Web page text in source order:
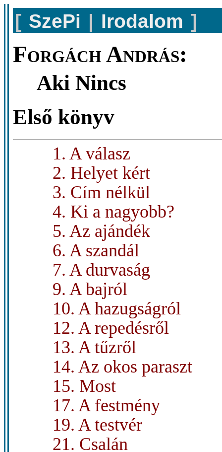
[ SzePi | Irodalom ]
Forgách András:
Aki Nincs
Első könyv
1. A válasz
2. Helyet kért
3. Cím nélkül
4. Ki a nagyobb?
5. Az ajándék
6. A szandál
7. A durvaság
9. A bajról
10. A hazugságról
12. A repedésről
13. A tűzről
14. Az okos paraszt
15. Most
17. A festmény
19. A testvér
21. Csalán